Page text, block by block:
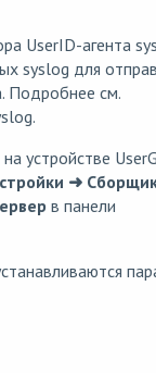
UserID-агента
syslog для
Подробнее см.
устройстве
➜
в панели